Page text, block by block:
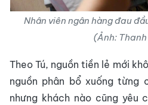
Nhân viên ngân hàng đau
(Ảnh: Thanh
Theo Tú, nguồn tiền lẻ mới
nguồn phân bổ xuống từng
nhưng khách nào cũng yêu